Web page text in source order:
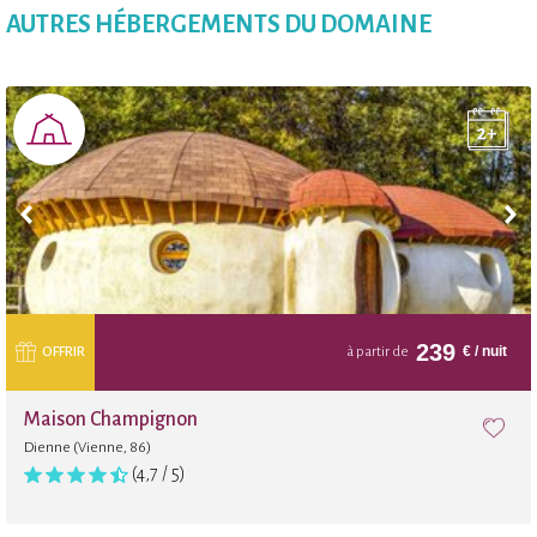
Pétanque
Badminton
Mini golf
Aire de jeu
Boutique
Tir à l'arc
Parc d'aventures
AUTRES HÉBERGEMENTS DU DOMAINE
OFFRIR à partir de 239 € / nuit
Maison Champignon
Dienne (Vienne, 86)
(4,7 / 5)